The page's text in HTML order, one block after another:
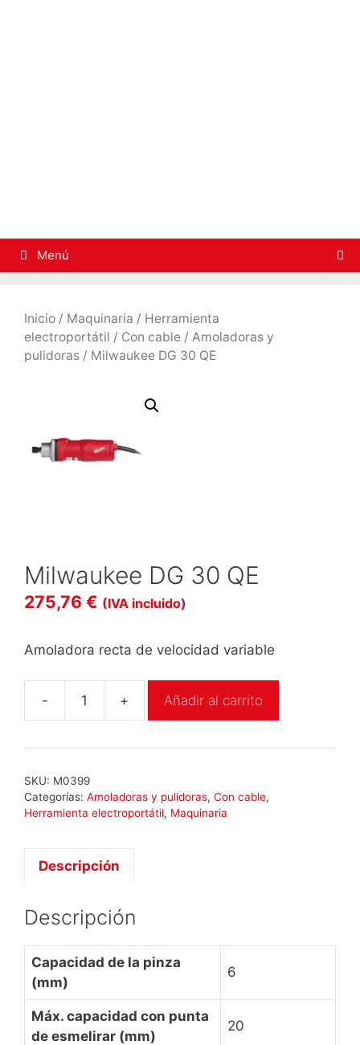
Menú
Inicio / Maquinaria / Herramienta
electroportátil / Con cable / Amoladoras y
pulidoras / Milwaukee DG 30 QE
Milwaukee DG 30 QE
275,76 € (IVA incluido)
Amoladora recta de velocidad variable
-
Milwaukee
30
cantidad
+ Añadir al carrito
SKU: M0399
Categorías: Amoladoras y pulidoras, Con cable,
Herramienta electroportátil, Maquinaria
Descripción
Descripción
Capacidad de la pinza
(mm)
6
Máx. capacidad con punta
de esmelirar (mm)
20